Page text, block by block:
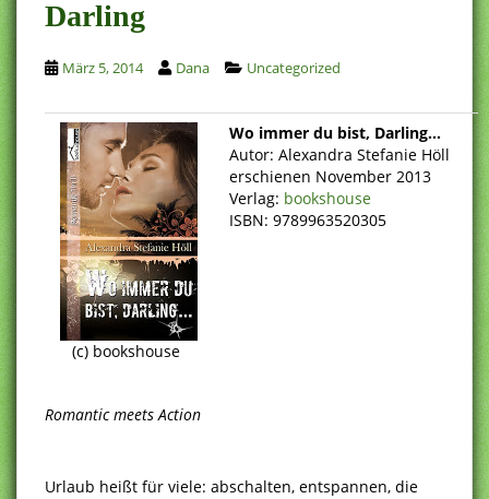
Darling
März 5, 2014 Dana Uncategorized
(c) bookshouse
Wo immer du bist, Darling…
Autor: Alexandra Stefanie Höll
erschienen November 2013
Verlag: bookshouse
ISBN: 9789963520305
Romantic meets Action
Urlaub heißt für viele: abschalten, entspannen, die